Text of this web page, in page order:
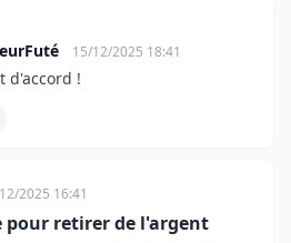
15/12/2025 18:41
d'accord !
2025 16:41
pour retirer de l'argent